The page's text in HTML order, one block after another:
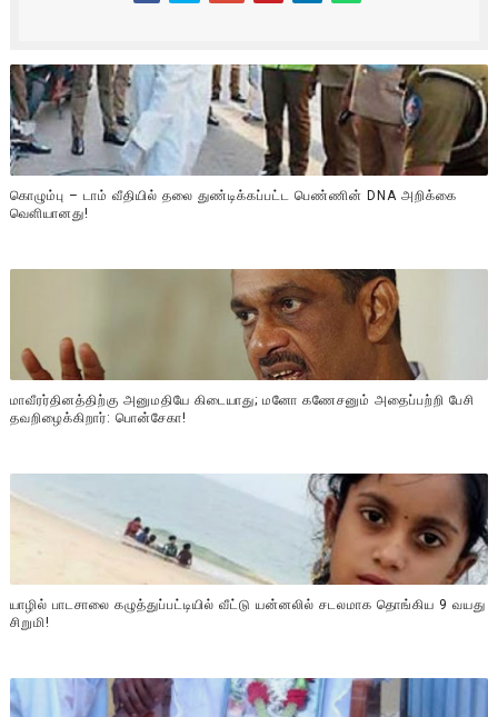
கொழும்பு – டாம் வீதியில் தலை துண்டிக்கப்பட்ட பெண்ணின் DNA அறிக்கை
வௌியானது!
மாவீரர்தினத்திற்கு அனுமதியே கிடையாது; மனோ கணேசனும் அதைப்பற்றி பேசி
தவறிழைக்கிறார்: பொன்சேகா!
யாழில் பாடசாலை கழுத்துப்பட்டியில் வீட்டு யன்னலில் சடலமாக தொங்கிய 9 வயது
சிறுமி!